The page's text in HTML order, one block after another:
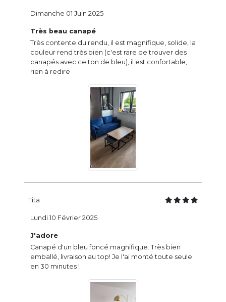
Très beau canapé
Très contente du rendu, il est magnifique, solide, la
couleur rend très bien (c'est rare de trouver des
canapés avec ce ton de bleu), il est confortable,
rien à redire
Dimanche 01 Juin 2025
Tita
J'adore
Canapé d'un bleu foncé magnifique. Très bien
emballé, livraison au top! Je l'ai monté toute seule
en 30 minutes !
Lundi 10 Février 2025